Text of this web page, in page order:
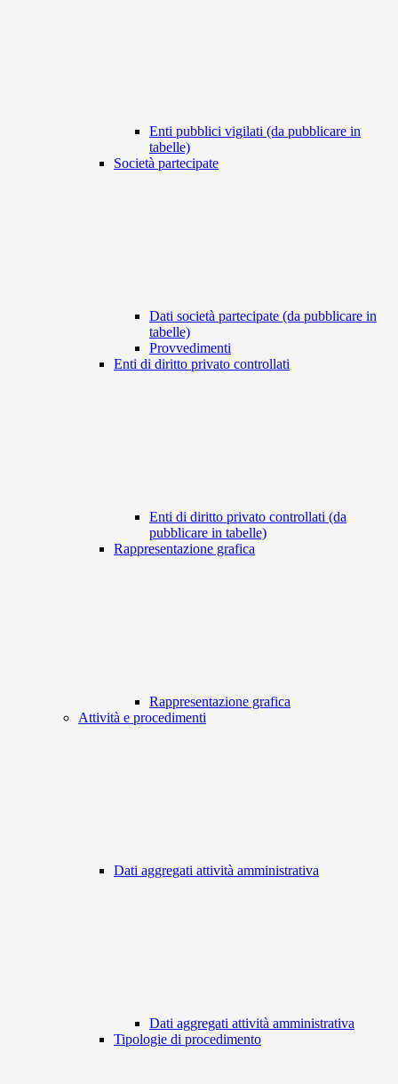
Enti pubblici vigilati (da pubblicare in
tabelle)
Società partecipate
Dati società partecipate (da pubblicare in
tabelle)
Provvedimenti
Enti di diritto privato controllati
Enti di diritto privato controllati (da
pubblicare in tabelle)
Rappresentazione grafica
Rappresentazione grafica
Attività e procedimenti
Dati aggregati attività amministrativa
Dati aggregati attività amministrativa
Tipologie di procedimento